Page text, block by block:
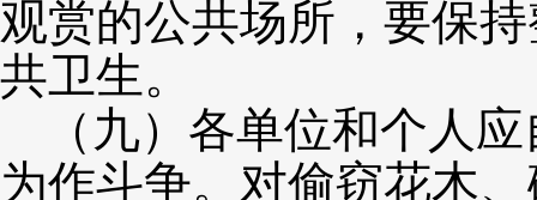
观赏的公共场所，要保
共卫生。
（九）各单位和个人
为作斗争。对偷窃花木